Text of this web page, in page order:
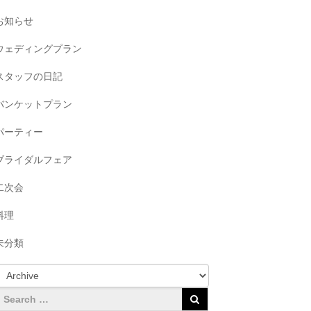
知らせ
ェディングプラン
タッフの日記
ンケットプラン
ーティー
ライダルフェア
次会
理
分類